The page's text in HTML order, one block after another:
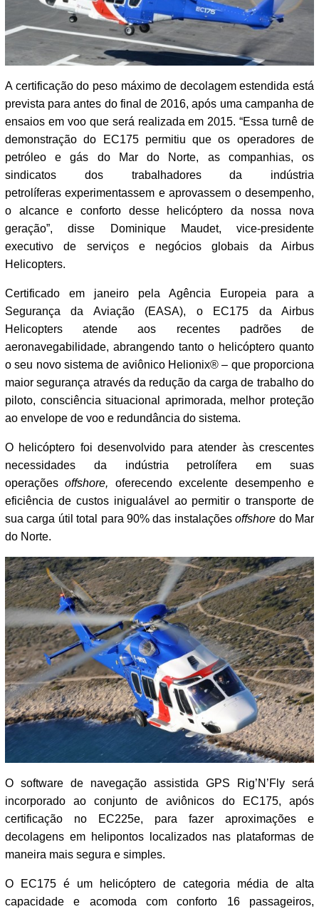
A certificação do peso máximo de decolagem estendida está
prevista para antes do final de 2016, após uma campanha de
ensaios em voo que será realizada em 2015. “Essa turnê de
demonstração do EC175 permitiu que os operadores de
petróleo e gás do Mar do Norte, as companhias, os
sindicatos dos trabalhadores da indústria
petrolíferas experimentassem e aprovassem o desempenho,
o alcance e conforto desse helicóptero da nossa nova
geração”, disse Dominique Maudet, vice-presidente
executivo de serviços e negócios globais da Airbus
Helicopters.
Certificado em janeiro pela Agência Europeia para a
Segurança da Aviação (EASA), o EC175 da Airbus
Helicopters atende aos recentes padrões de
aeronavegabilidade, abrangendo tanto o helicóptero quanto
o seu novo sistema de aviônico Helionix® – que proporciona
maior segurança através da redução da carga de trabalho do
piloto, consciência situacional aprimorada, melhor proteção
ao envelope de voo e redundância do sistema.
O helicóptero foi desenvolvido para atender às crescentes
necessidades da indústria petrolífera
em suas
operaçõesoffshore, oferecendo excelente desempenho e
eficiência de custos inigualável ao permitir o transporte de
sua carga útil total para 90% das instalaçõesoffshore do Mar
do Norte.
O software de navegação assistida GPS Rig’N’Fly será
incorporado ao conjunto de aviônicos do EC175, após
certificação no EC225e, para fazer aproximações e
decolagens em helipontos localizados nas plataformas de
maneira mais segura e simples.
O EC175 é um helicóptero de categoria média de alta
capacidade e acomoda com conforto 16 passageiros,